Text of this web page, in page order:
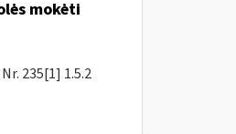
mokėti
235[1] 1.5.2